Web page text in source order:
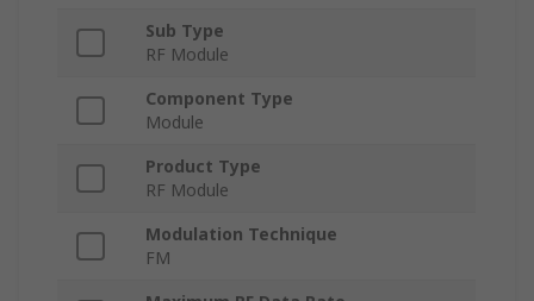
Sub Type
RF Module
Component Type
Module
Product Type
RF Module
Modulation Technique
FM